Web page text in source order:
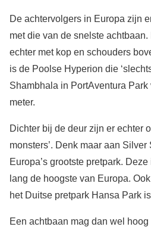
De achtervolgers in Europa zijn
met die van de snelste
echter met kop en schouders
is de Poolse Hyperion die
Shambhala in PortAventura
meter.
Dichter bij de deur zijn er echter
monsters’. Denk maar aan Silver
Europa’s grootste pretpark.
lang de hoogste van Europa.
het Duitse pretpark Hansa Park
Een achtbaan mag dan wel